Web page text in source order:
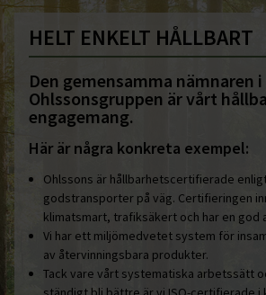
HELT ENKELT HÅLLBART
Den gemensamma nämnaren i
Ohlssonsgruppen är vårt
engagemang.
Här är några konkreta exempel:
Ohlssons är hållbarhetscertifierade
godstransporter på väg. Certifieringen
klimatsmart, trafiksäkert och har en god
Vi har ett miljömedvetet system för
av återvinningsbara produkter.
Tack vare vårt systematiska arbetssätt